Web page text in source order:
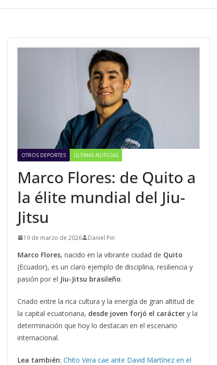
OTROS DEPORTES ÚLTIMAS NOTICIAS
Marco Flores: de Quito a
la élite mundial del Jiu-
Jitsu
19 de marzo de 2026 Daniel Pin
Marco Flores, nacido en la vibrante ciudad de Quito
(Ecuador), es un claro ejemplo de disciplina, resiliencia y
pasión por el Jiu-Jitsu brasileño.
Criado entre la rica cultura y la energía de gran altitud de
la capital ecuatoriana, desde joven forjó el carácter y la
determinación que hoy lo destacan en el escenario
internacional.
Lea también: Chito Vera cae ante David Martínez en el